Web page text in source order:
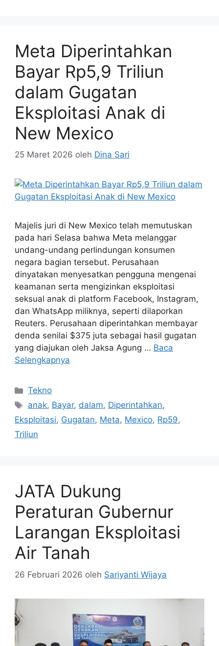
Meta Diperintahkan
Bayar Rp5,9 Triliun
dalam Gugatan
Eksploitasi Anak di
New Mexico
25 Maret 2026 oleh Dina Sari
Majelis juri di New Mexico telah memutuskan
pada hari Selasa bahwa Meta melanggar
undang-undang perlindungan konsumen
negara bagian tersebut. Perusahaan
dinyatakan menyesatkan pengguna mengenai
keamanan serta mengizinkan eksploitasi
seksual anak di platform Facebook, Instagram,
dan WhatsApp miliknya, seperti dilaporkan
Reuters. Perusahaan diperintahkan membayar
denda senilai $375 juta sebagai hasil gugatan
yang diajukan oleh Jaksa Agung … Baca
Selengkapnya
Kategori
Tekno
Tag
anak, Bayar, dalam, Diperintahkan,
Eksploitasi, Gugatan, Meta, Mexico, Rp59,
Triliun
JATA Dukung
Peraturan Gubernur
Larangan Eksploitasi
Air Tanah
26 Februari 2026 oleh Sariyanti Wijaya